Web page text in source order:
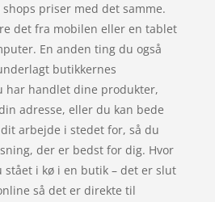
priser med det samme.
det fra mobilen eller en tablet
En anden ting du også
butikkernes
har handlet dine produkter,
adresse, eller du kan bede
arbejde i stedet for, så du
der er bedst for dig. Hvor
stået i kø i en butik – det er slut
så det er direkte til